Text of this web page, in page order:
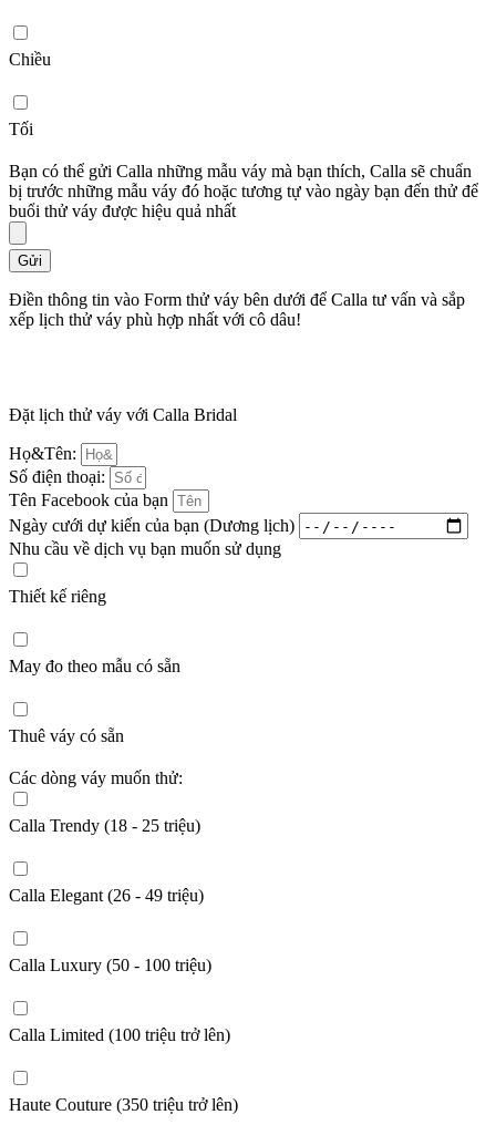
Chiều
Tối
Bạn có thể gửi Calla những mẫu váy mà bạn thích, Calla sẽ chuẩn
bị trước những mẫu váy đó hoặc tương tự vào ngày bạn đến thử để
buổi thử váy được hiệu quả nhất
Gửi
Điền thông tin vào Form thử váy bên dưới để Calla tư vấn và sắp
xếp lịch thử váy phù hợp nhất với cô dâu!
Đặt lịch thử váy với Calla Bridal
Họ&Tên:
Số điện thoại:
Tên Facebook của bạn
Ngày cưới dự kiến của bạn (Dương lịch)
Nhu cầu về dịch vụ bạn muốn sử dụng
Thiết kế riêng
May đo theo mẫu có sẵn
Thuê váy có sẵn
Các dòng váy muốn thử:
Calla Trendy (18 - 25 triệu)
Calla Elegant (26 - 49 triệu)
Calla Luxury (50 - 100 triệu)
Calla Limited (100 triệu trở lên)
Haute Couture (350 triệu trở lên)